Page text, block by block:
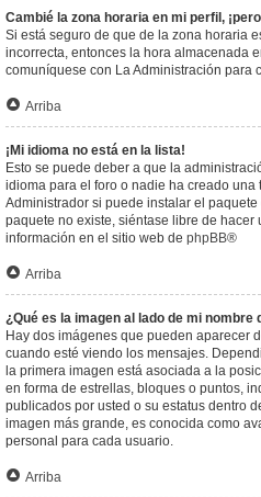
Cambié la zona horaria en mi perfil,
Si está seguro de que de la zona horaria
incorrecta, entonces la hora almacenada
comuníquese con La Administración para
Arriba
¡Mi idioma no está en la lista!
Esto se puede deber a que la
idioma para el foro o nadie ha creado una
Administrador si puede instalar el
paquete no existe, siéntase libre de
información en el sitio web de phpBB®
Arriba
¿Qué es la imagen al lado de mi nombre
Hay dos imágenes que pueden aparecer
cuando esté viendo los mensajes.
la primera imagen está asociada a la
en forma de estrellas, bloques o puntos,
publicados por usted o su estatus dentro
imagen más grande, es conocida como
personal para cada usuario.
Arriba